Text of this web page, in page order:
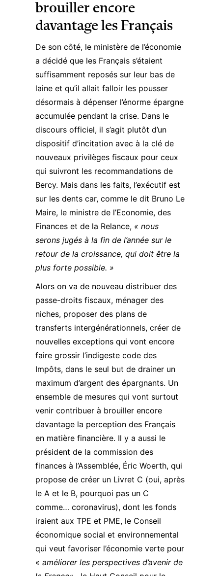
brouiller encore
davantage les Français
De son côté, le ministère de l’économie
a décidé que les Français s’étaient
suffisamment reposés sur leur bas de
laine et qu’il allait falloir les pousser
désormais à dépenser l’énorme épargne
accumulée pendant la crise. Dans le
discours officiel, il s’agit plutôt d’un
dispositif d’incitation avec à la clé de
nouveaux privilèges fiscaux pour ceux
qui suivront les recommandations de
Bercy. Mais dans les faits, l’exécutif est
sur les dents car, comme le dit Bruno Le
Maire, le ministre de l’Economie, des
Finances et de la Relance, « nous
serons jugés à la fin de l’année sur le
retour de la croissance, qui doit être la
plus forte possible. »
Alors on va de nouveau distribuer des
passe-droits fiscaux, ménager des
niches, proposer des plans de
transferts intergénérationnels, créer de
nouvelles exceptions qui vont encore
faire grossir l’indigeste code des
Impôts, dans le seul but de drainer un
maximum d’argent des épargnants. Un
ensemble de mesures qui vont surtout
venir contribuer à brouiller encore
davantage la perception des Français
en matière financière. Il y a aussi le
président de la commission des
finances à l’Assemblée, Éric Woerth, qui
propose de créer un Livret C (oui, après
le A et le B, pourquoi pas un C
comme… coronavirus), dont les fonds
iraient aux TPE et PME, le Conseil
économique social et environnemental
qui veut favoriser l’économie verte pour
« améliorer les perspectives d’avenir de